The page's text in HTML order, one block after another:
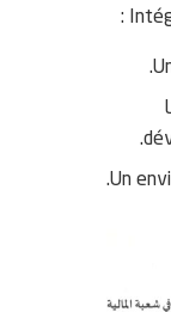
Un